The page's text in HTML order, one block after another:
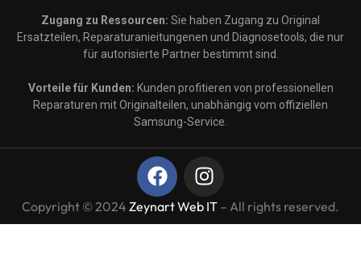
Zugang zu Ressourcen: Sie haben Zugang zu Original
Ersatzteilen, Reparaturanieitungenen und Diagnosetools, die nur
für autorisierte Partner bestimmt sind.
Vorteile für Kunden: Kunden profitieren von professionellen
Reparaturen mit Originalteilen, unabhängig vom offiziellen
Samsung-Service.
Copyright © 2024 Zeynart Web IT – All rights reserved.